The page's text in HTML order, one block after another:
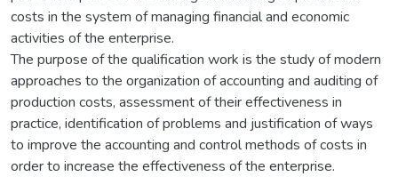
costs in the system of managing financial and economic
activities of the enterprise.
The purpose of the qualification work is the study of modern
approaches to the organization of accounting and auditing of
production costs, assessment of their effectiveness in
practice, identification of problems and justification of ways
to improve the accounting and control methods of costs in
order to increase the effectiveness of the enterprise.